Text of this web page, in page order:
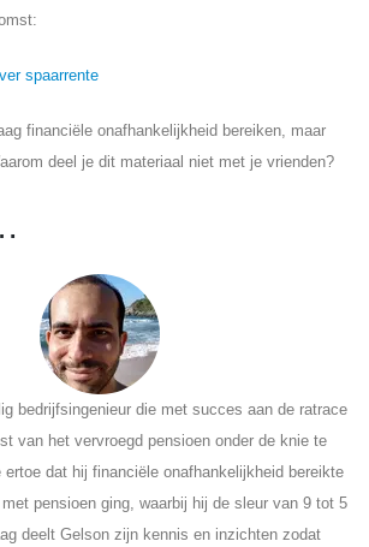
spaarrente
financiële onafhankelijkheid bereiken, maar
deel je dit materiaal niet met je vrienden?
bedrijfsingenieur die met succes aan de ratrace
van het vervroegd pensioen onder de knie te
ertoe dat hij financiële onafhankelijkheid bereikte
pensioen ging, waarbij hij de sleur van 9 tot 5
deelt Gelson zijn kennis en inzichten zodat